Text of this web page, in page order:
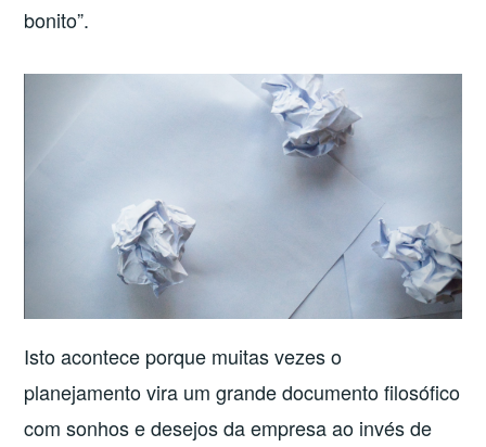
bonito”.
Isto acontece porque muitas vezes o
planejamento vira um grande documento filosófico
com sonhos e desejos da empresa ao invés de